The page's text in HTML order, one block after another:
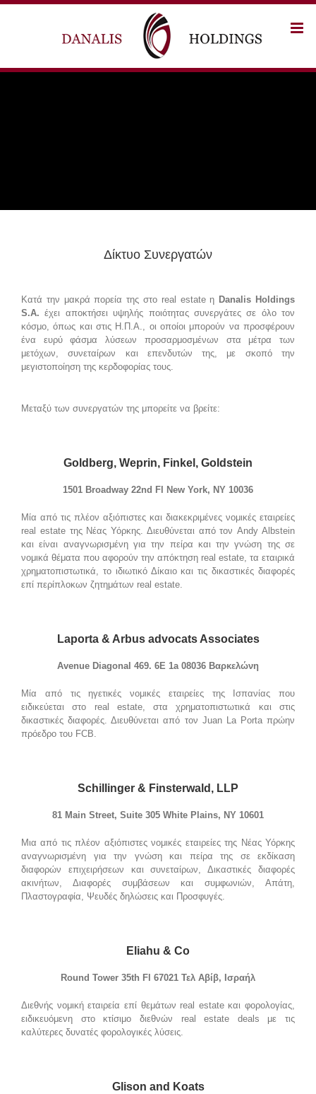
Skip
Δίκτυο Συνεργατών
Κατά την μακρά πορεία της στο real estate η Danalis Holdings
S.A. έχει αποκτήσει υψηλής ποιότητας συνεργάτες σε όλο τον
κόσμο, όπως και στις Η.Π.Α., οι οποίοι μπορούν να προσφέρουν
ένα ευρύ φάσμα λύσεων προσαρμοσμένων στα μέτρα των
μετόχων, συνεταίρων και επενδυτών της, με σκοπό την
μεγιστοποίηση της κερδοφορίας τους.
Μεταξύ των συνεργατών της μπορείτε να βρείτε:
Goldberg, Weprin, Finkel, Goldstein
1501 Broadway 22nd Fl New York, NY 10036
Μία από τις πλέον αξιόπιστες και διακεκριμένες νομικές εταιρείες
real estate της Νέας Υόρκης. Διευθύνεται από τον Andy Albstein
και είναι αναγνωρισμένη για την πείρα και την γνώση της σε
νομικά θέματα που αφορούν την απόκτηση real estate, τα εταιρικά
χρηματοπιστωτικά, το ιδιωτικό Δίκαιο και τις δικαστικές διαφορές
επί περίπλοκων ζητημάτων real estate.
Laporta & Arbus advocats Associates
Avenue Diagonal 469. 6E 1a 08036 Bαρκελώνη
Μία από τις ηγετικές νομικές εταιρείες της Ισπανίας που
ειδικεύεται στο real estate, στα χρηματοπιστωτικά και στις
δικαστικές διαφορές. Διευθύνεται από τον Juan La Porta πρώην
πρόεδρο του FCB.
Schillinger & Finsterwald, LLP
81 Main Street, Suite 305 White Plains, NY 10601
Μια από τις πλέον αξιόπιστες νομικές εταιρείες της Νέας Υόρκης
αναγνωρισμένη για την γνώση και πείρα της σε εκδίκαση
διαφορών επιχειρήσεων και συνεταίρων, Δικαστικές διαφορές
ακινήτων, Διαφορές συμβάσεων και συμφωνιών, Απάτη,
Πλαστογραφία, Ψευδές δηλώσεις και Προσφυγές.
Eliahu & Co
Round Tower 35th Fl 67021 Τελ Αβίβ, Ισραήλ
Διεθνής νομική εταιρεία επί θεμάτων real estate και φορολογίας,
ειδικευόμενη στο κτίσιμο διεθνών real estate deals με τις
καλύτερες δυνατές φορολογικές λύσεις.
Glison and Koats